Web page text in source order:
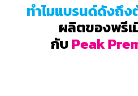
ทำไมแบรนด์ดังถึง
ผลิตของพรี
กับPeak